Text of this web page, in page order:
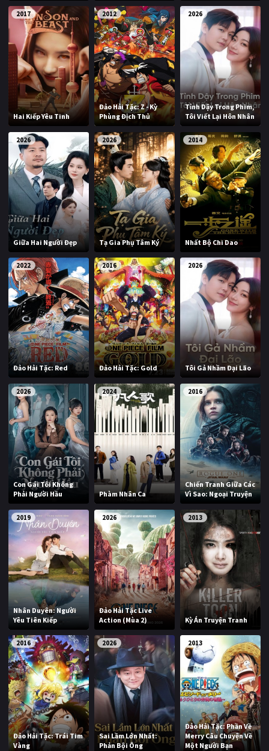
2017
Hai Kiếp Yêu Tinh
2012
Đảo Hải Tặc: Z - Kỳ
Phùng Địch Thủ
2026
Tỉnh Dậy Trong Phim,
Tôi Viết Lại Hôn Nhân
2026
Giữa Hai Người Đẹp
2026
Tạ Gia Phụ Tâm Ký
2014
Nhất Bộ Chi Dao
2022
Đảo Hải Tặc: Red
2016
Đảo Hải Tặc: Gold
2026
Tôi Gả Nhầm Đại Lão
2026
Con Gái Tôi Không
Phải Người Hầu
2024
Phàm Nhân Ca
2016
Chiến Tranh Giữa Các
Vì Sao: Ngoại Truyện
2019
Nhân Duyên: Người
Yêu Tiên Kiếp
2026
Đảo Hải Tặc Live
Action (Mùa 2)
2013
Kỳ Án Truyện Tranh
2016
Đảo Hải Tặc: Trái Tim
Vàng
2026
Sai Lầm Lớn Nhất:
Phản Bội Ông
2013
Đảo Hải Tặc: Phần Về
Merry Câu Chuyện Về
Một Người Bạn